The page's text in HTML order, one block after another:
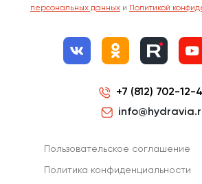
персональных данных и Политикой
+7 (812) 702-12-
Пользовательское соглашение
Политика конфиденциальности